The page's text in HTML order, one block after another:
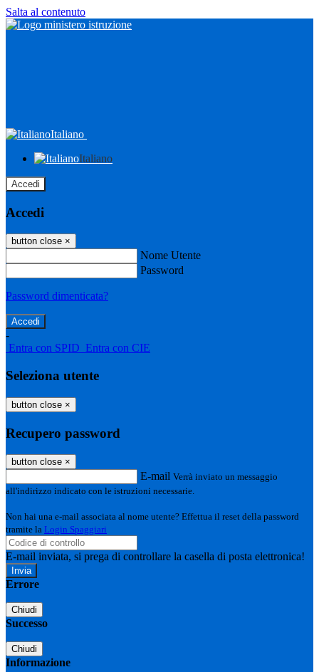
Salta al contenuto
Italiano
Italiano
Accedi
Accedi
button close ×
Nome Utente
Password
Password dimenticata?
-
Entra con SPID Entra con CIE
Seleziona utente
button close ×
Recupero password
button close ×
E-mail Verrà inviato un messaggio
all'indirizzo indicato con le istruzioni necessarie.
Non hai una e-mail associata al nome utente? Effettua il reset della password
tramite la Login Spaggiari
E-mail inviata, si prega di controllare la casella di posta elettronica!
Errore
Chiudi
Successo
Chiudi
Informazione